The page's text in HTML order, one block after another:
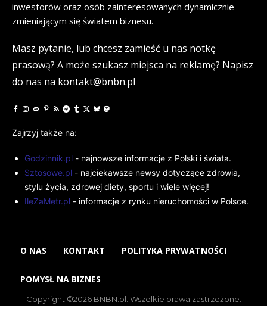
inwestorów oraz osób zainteresowanych dynamicznie
zmieniającym się światem biznesu.
Masz pytanie, lub chcesz zamieść u nas notkę
prasową? A może szukasz miejsca na reklamę? Napisz
do nas na kontakt@bnbn.pl
Zajrzyj także na:
Godzinnik.pl - najnowsze informacje z Polski i świata.
Sztosowe.pl - najciekawsze newsy dotyczące zdrowia,
stylu życia, zdrowej diety, sportu i wiele więcej!
IleZaMetr.pl - informacje z rynku nieruchomości w Polsce.
O NAS KONTAKT POLITYKA PRYWATNOŚCI
POMYSŁ NA BIZNES
Copyright ©2026 BNBN.pl. Wszelkie prawa zastrzeżone.